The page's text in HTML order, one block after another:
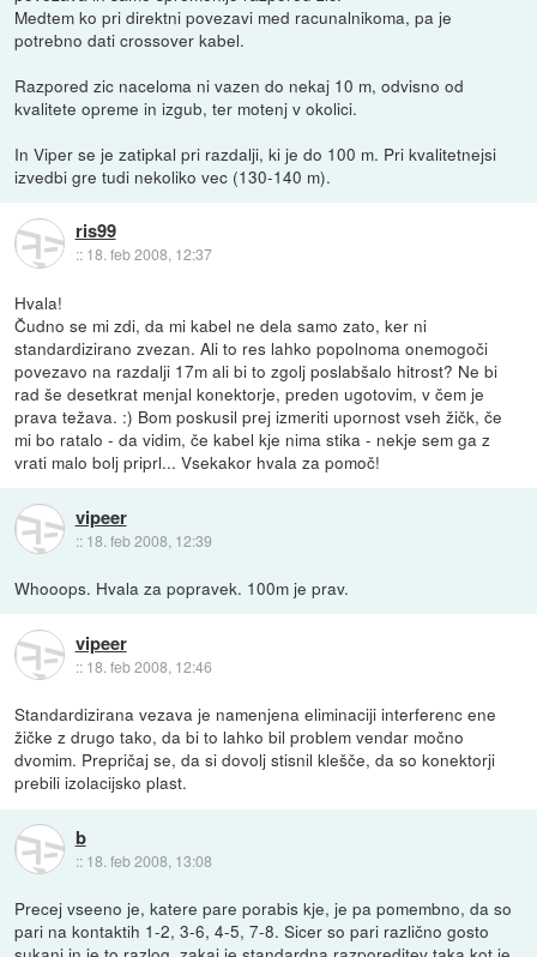
Medtem ko pri direktni povezavi med racunalnikoma, pa je
potrebno dati crossover kabel.
Razpored zic naceloma ni vazen do nekaj 10 m, odvisno od
kvalitete opreme in izgub, ter motenj v okolici.
In Viper se je zatipkal pri razdalji, ki je do 100 m. Pri kvalitetnejsi
izvedbi gre tudi nekoliko vec (130-140 m).
ris99
:: 18. feb 2008, 12:37
Hvala!
Čudno se mi zdi, da mi kabel ne dela samo zato, ker ni
standardizirano zvezan. Ali to res lahko popolnoma onemogoči
povezavo na razdalji 17m ali bi to zgolj poslabšalo hitrost? Ne bi
rad še desetkrat menjal konektorje, preden ugotovim, v čem je
prava težava. :) Bom poskusil prej izmeriti upornost vseh žičk, če
mi bo ratalo - da vidim, če kabel kje nima stika - nekje sem ga z
vrati malo bolj priprl... Vsekakor hvala za pomoč!
vipeer
:: 18. feb 2008, 12:39
Whooops. Hvala za popravek. 100m je prav.
vipeer
:: 18. feb 2008, 12:46
Standardizirana vezava je namenjena eliminaciji interferenc ene
žičke z drugo tako, da bi to lahko bil problem vendar močno
dvomim. Prepričaj se, da si dovolj stisnil klešče, da so konektorji
prebili izolacijsko plast.
b
:: 18. feb 2008, 13:08
Precej vseeno je, katere pare porabis kje, je pa pomembno, da so
pari na kontaktih 1-2, 3-6, 4-5, 7-8. Sicer so pari različno gosto